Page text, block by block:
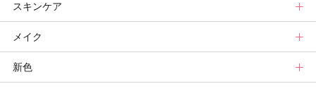
スキンケア
スキンケアトップ
ニュース
メイク
メイクトップ
新色